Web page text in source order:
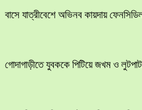
বাসে যাত্রীবেশে অভিনব কায়দায়
​গোদাগাড়ীতে যুবককে পিটিয়ে জখম ও